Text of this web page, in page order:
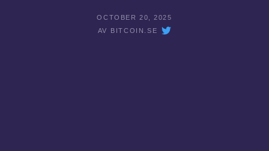
OCTOBER 20, 2025
AV
BITCOIN.SE